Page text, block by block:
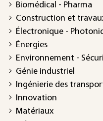
Biomédical - Pharma
Construction et
Électronique -
Énergies
Environnement -
Génie industriel
Ingénierie des
Innovation
Matériaux